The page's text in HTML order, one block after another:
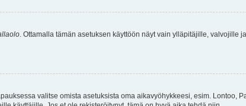
. Ottamalla tämän asetuksen käyttöön näyt vain ylläpitäjille, valvojille
valitse omista asetuksista oma aikavyöhykkeesi, esim. Lontoo,